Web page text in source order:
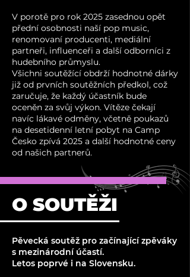
O SOUTĚŽI
V porotě pro rok 2025 zasednou opět
přední osobnosti naší pop music,
renomovaní producenti, mediální
partneři, influenceři a další odborníci z
hudebního průmyslu.
Všichni soutěžící obdrží hodnotné dárky
již od prvních soutěžních předkol, což
zaručuje, že každý účastník bude
oceněn za svůj výkon. Vítěze čekají
navíc lákavé odměny, včetně poukazů
na desetidenní letní pobyt na Camp
Česko zpívá 2025 a další hodnotné ceny
od našich partnerů.
Pěvecká soutěž pro začínající zpěváky
s mezinárodní účastí.
Letos poprvé i na Slovensku.